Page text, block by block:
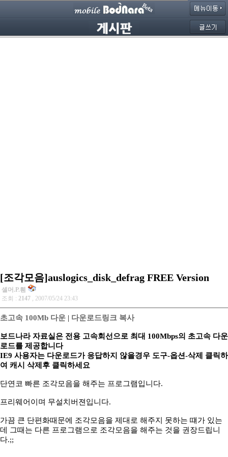
[조각모음]auslogics_disk_defrag FREE Version
셸머.P.휀
조회 : 2147 , 2007/05/24 23:43
초고속 100Mb 다운 | 다운로드링크 복사
보드나라 자료실은 전용 고속회선으로 최대 100Mbps의 초고속 다운
로드를 제공합니다
IE9 사용자는 다운로드가 응답하지 않을경우 도구-옵션-삭제 클릭하
여 캐시 삭제후 클릭하세요
단연코 빠른 조각모음을 해주는 프로그램입니다.
프리웨어이며 무설치버젼입니다.
가끔 큰 단편화때문에 조각모음을 제대로 해주지 못하는 떄가 있는
데 그때는 다른 프로그램으로 조각모음을 해주는 것을 권장드립니
다.;;